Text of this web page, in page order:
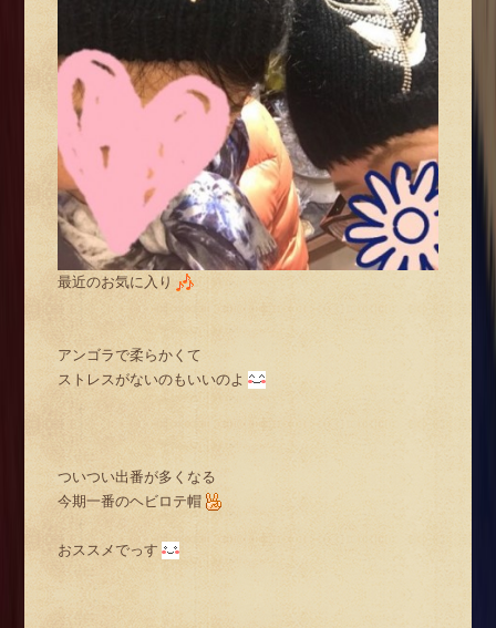
最近のお気に入り
アンゴラで柔らかくて
ストレスがないのもいいのよ
ついつい出番が多くなる
今期一番のヘビロテ帽
おススメでっす